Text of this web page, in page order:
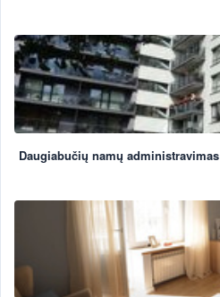
Daugiabučių namų administravimas